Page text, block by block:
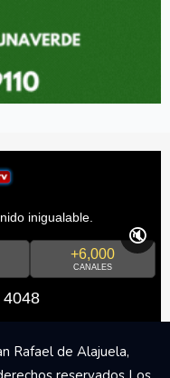
inigualable.
+6,000
CANALES
🔇
Rafael de Alajuela,